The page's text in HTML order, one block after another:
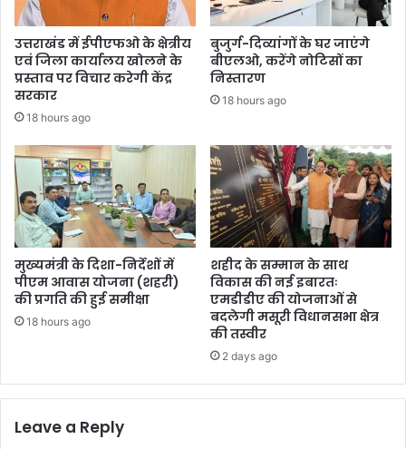
उत्तराखंड में ईपीएफओ के क्षेत्रीय
एवं जिला कार्यालय खोलने के
प्रस्ताव पर विचार करेगी केंद्र
सरकार
18 hours ago
बुजुर्ग-दिव्यांगों के घर जाएंगे
बीएलओ, करेंगे नोटिसों का
निस्तारण
18 hours ago
मुख्यमंत्री के दिशा-निर्देशों में
पीएम आवास योजना (शहरी)
की प्रगति की हुई समीक्षा
18 hours ago
शहीद के सम्मान के साथ
विकास की नई इबारतः
एमडीडीए की योजनाओं से
बदलेगी मसूरी विधानसभा क्षेत्र
की तस्वीर
2 days ago
Leave a Reply